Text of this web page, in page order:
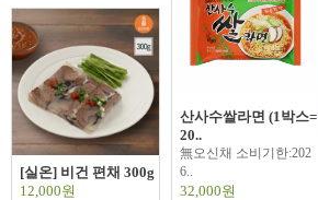
[실온] 비건 편채 300g
12,000원
산사수쌀라면 (1박스=
20..
無오신채 소비기한:202
6..
32,000원